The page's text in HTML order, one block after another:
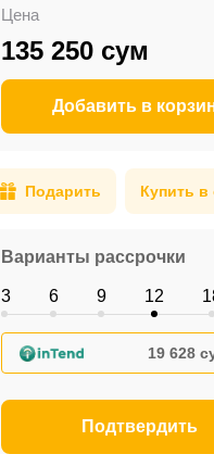
Цена
135 250 сум
Добавить в
Подарить Купить в
Варианты рассрочки
3 6 9 12
19 628
Подтвердить